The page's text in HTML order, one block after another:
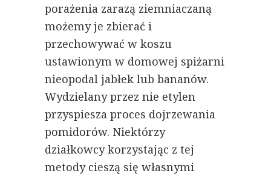
porażenia zarazą ziemniaczaną
możemy je zbierać i
przechowywać w koszu
ustawionym w domowej spiżarni
nieopodal jabłek lub bananów.
Wydzielany przez nie etylen
przyspiesza proces dojrzewania
pomidorów. Niektórzy
działkowcy korzystając z tej
metody cieszą się własnymi